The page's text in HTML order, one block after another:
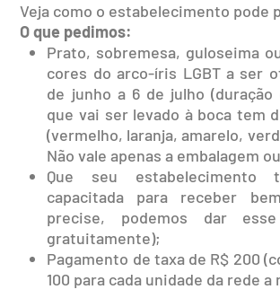
Veja como o estabelecimento pode
O que pedimos:
Prato, sobremesa, guloseima
cores do arco-íris LGBT a ser
de junho a 6 de julho (duração
que vai ser levado à boca tem
(vermelho, laranja, amarelo,
Não vale apenas a embalagem
Que seu estabelecimento
capacitada para receber
precise, podemos dar
gratuitamente);
Pagamento de taxa de R$ 200
100 para cada unidade da rede a